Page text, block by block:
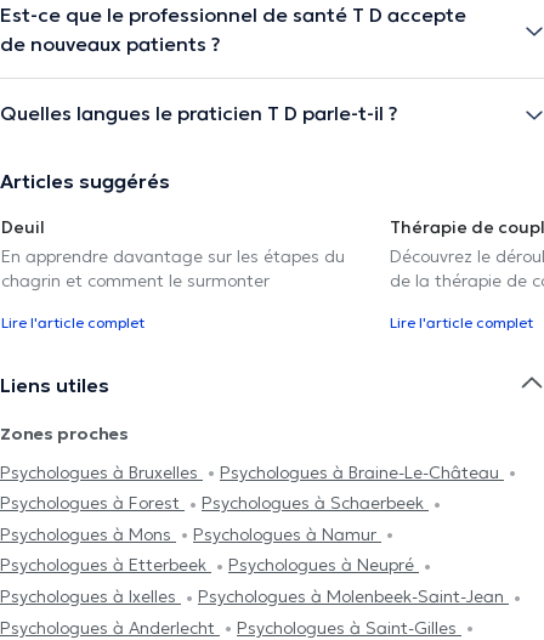
Est-ce que le professionnel de santé T D accepte
de nouveaux patients ?
Quelles langues le praticien T D parle-t-il ?
Articles suggérés
Deuil
En apprendre davantage sur les étapes du
chagrin et comment le surmonter
Lire l'article complet
Thérapie de
Découvrez le
de la thérapie de
Lire l'article complet
Liens utiles
Zones proches
Psychologues à Bruxelles
Psychologues à Braine-Le-Château
Psychologues à Forest
Psychologues à Schaerbeek
Psychologues à Mons
Psychologues à Namur
Psychologues à Etterbeek
Psychologues à Neupré
Psychologues à Ixelles
Psychologues à Molenbeek-Saint-Jean
Psychologues à Anderlecht
Psychologues à Saint-Gilles